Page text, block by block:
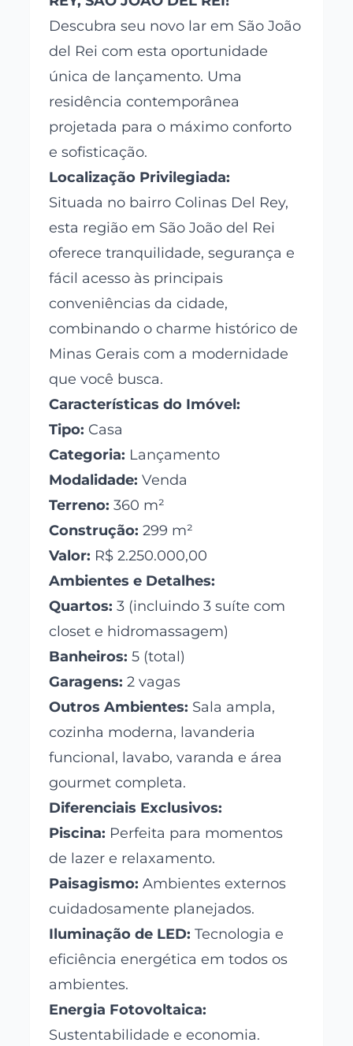
Descubra seu novo lar em São João
del Rei com esta oportunidade
única de lançamento. Uma
residência contemporânea
projetada para o máximo conforto
e sofisticação.
Localização Privilegiada:
Situada no bairro Colinas Del Rey,
esta região em São João del Rei
oferece tranquilidade, segurança e
fácil acesso às principais
conveniências da cidade,
combinando o charme histórico de
Minas Gerais com a modernidade
que você busca.
Características do Imóvel:
Tipo: Casa
Categoria: Lançamento
Modalidade: Venda
Terreno: 360 m²
Construção: 299 m²
Valor: R$ 2.250.000,00
Ambientes e Detalhes:
Quartos: 3 (incluindo 3 suíte com
closet e hidromassagem)
Banheiros: 5 (total)
Garagens: 2 vagas
Outros Ambientes: Sala ampla,
cozinha moderna, lavanderia
funcional, lavabo, varanda e área
gourmet completa.
Diferenciais Exclusivos:
Piscina: Perfeita para momentos
de lazer e relaxamento.
Paisagismo: Ambientes externos
cuidadosamente planejados.
Iluminação de LED: Tecnologia e
eficiência energética em todos os
ambientes.
Energia Fotovoltaica:
Sustentabilidade e economia.